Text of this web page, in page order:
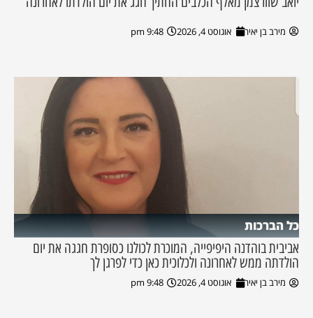
מירב בן יאיר אוגוסט 4, 2026 9:48 pm
כל הברכות
אביבית בוהדנה היפיפייה, המוכרת לכולנו כסופרת חגגה את יום
הולדתה ממש לאחרונה ולכלוכית כאן כדי לפרגן לך
מירב בן יאיר אוגוסט 4, 2026 9:48 pm